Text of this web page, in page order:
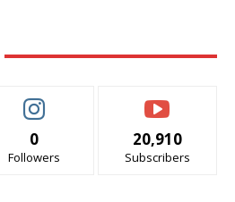
0
Followers
20,910
Subscribers